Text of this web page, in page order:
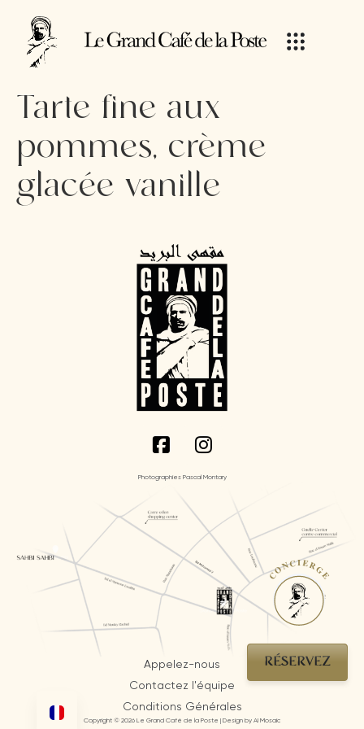
Tarte fine aux
pommes, crème
glacée vanille
Appelez-nous
Contactez l'équipe
Conditions Générales
Photographies Pascal Montary
Copyright © 2026 Le Grand Café de la Poste | Design by AI Mosaic
RÉSERVEZ
CONCIERGE